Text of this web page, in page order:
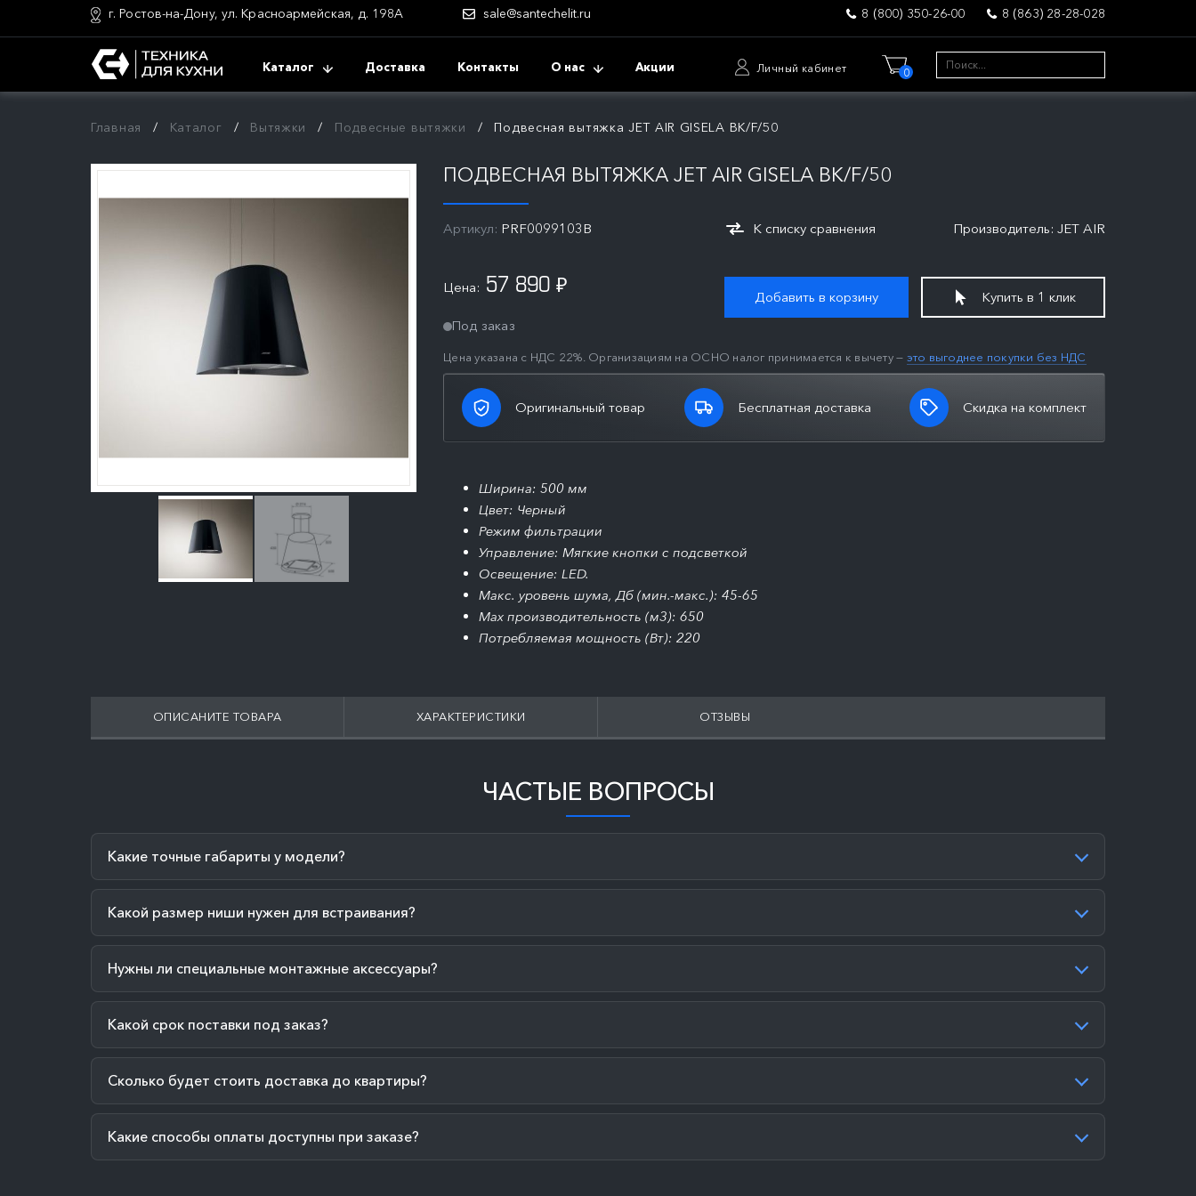
г. Ростов-на-Дону, ул. Красноармейская, д. 198А sale@santechelit.ru 8 (800) 350-26-00 8 (863) 28-28-028
Каталог Доставка Контакты О нас Акции Личный кабинет 0
Главная Каталог Вытяжки Подвесные вытяжки Подвесная вытяжка JET AIR GISELA BK/F/50
ПОДВЕСНАЯ ВЫТЯЖКА JET AIR GISELA BK/F/50
Артикул: PRF0099103B К списку сравнения Производитель: JET AIR
Цена: 57 890 ₽
Под заказ
Цена указана с НДС 22%. Организациям на ОСНО налог принимается к вычету — это выгоднее покупки без НДС
Добавить в корзину Купить в 1 клик
Оригинальный товар Бесплатная доставка Скидка на комплект
Ширина: 500 мм
Цвет: Черный
Режим фильтрации
Управление: Мягкие кнопки с подсветкой
Освещение: LED.
Макс. уровень шума, Дб (мин.-макс.): 45-65
Max производительность (м3): 650
Потребляемая мощность (Вт): 220
ОПИСАНИТЕ ТОВАРА ХАРАКТЕРИСТИКИ ОТЗЫВЫ
ЧАСТЫЕ ВОПРОСЫ
Какие точные габариты у модели?
Какой размер ниши нужен для встраивания?
Нужны ли специальные монтажные аксессуары?
Какой срок поставки под заказ?
Сколько будет стоить доставка до квартиры?
Какие способы оплаты доступны при заказе?